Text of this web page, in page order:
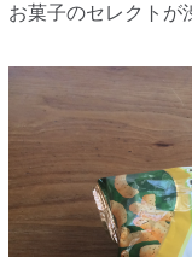
お菓子のセレクトが